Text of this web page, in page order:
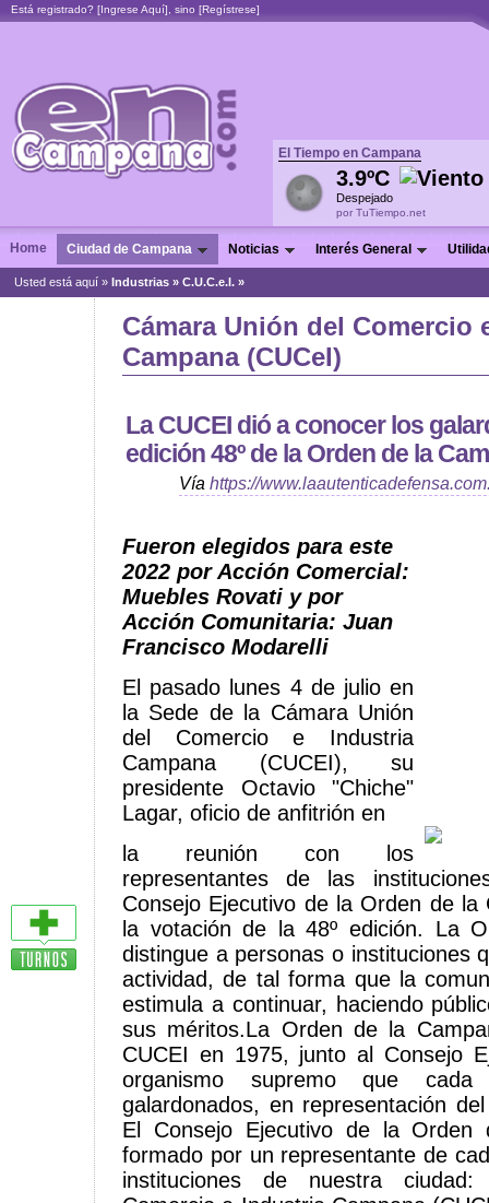
Está registrado? [Ingrese Aquí], sino [Regístrese]
El Tiempo en Campana
3.9ºC
Despejado
por TuTiempo.net
Home Ciudad de Campana Noticias Interés General
Usted está aquí » Industrias » C.U.C.e.I. »
Cámara Unión del Comercio
Campana (CUCeI)
La CUCEI dió a conocer los
edición 48º de la Orden de la
Vía https://
Fueron elegidos para este
2022 por Acción Comercial:
Muebles Rovati y por
Acción Comunitaria: Juan
Francisco Modarelli
El pasado lunes 4 de julio en
la Sede de la Cámara Unión
del Comercio e Industria
Campana (CUCEI), su
presidente Octavio "Chiche"
Lagar, oficio de anfitrión en
la reunión con los
representantes de las
Consejo Ejecutivo de la Orden de la
la votación de la 48º edición. La
distingue a personas o instituciones
actividad, de tal forma que la
estimula a continuar, haciendo
sus méritos.La Orden de la
CUCEI en 1975, junto al Consejo
organismo supremo que
galardonados, en representación
El Consejo Ejecutivo de la Orden
formado por un representante de
instituciones de nuestra